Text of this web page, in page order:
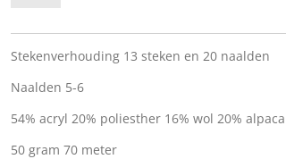
Stekenverhouding 13 steken en 20 naalden
Naalden 5-6
54% acryl 20% poliesther 16% wol 20% alpaca
50 gram 70 meter